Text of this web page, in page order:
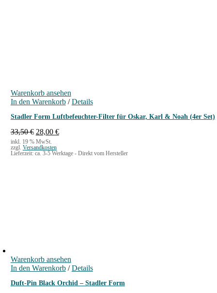
Warenkorb ansehen
In den Warenkorb / Details
Stadler Form Luftbefeuchter-Filter für Oskar, Karl & Noah (4er Set)
33,50€ U
r
s
p
r
e
s
28,00 €A
u
s
t
:
2
inkl. 19 % MwSt.
zzgl. Versandkosten
Lieferzeit: ca. 3-5 Werktage - Direkt vom Hersteller
Warenkorb ansehen
In den Warenkorb / Details
Duft-Pin Black Orchid – Stadler Form